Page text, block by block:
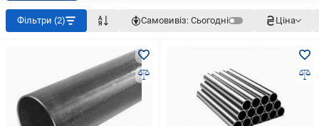
Фільтри (2) Самовивіз: Сьогодні Ціна